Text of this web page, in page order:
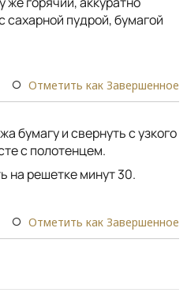
сахарной пудрой, бумагой
Отметить как Завершенное
бумагу и свернуть с узкого
с полотенцем.
на решетке минут 30.
Отметить как Завершенное